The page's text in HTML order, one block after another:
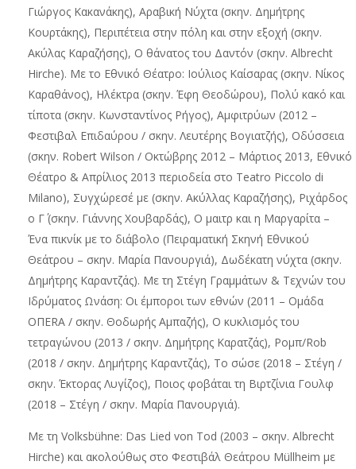
Γιώργος Κακανάκης), Αραβική Νύχτα (σκην. Δημήτρης
Κουρτάκης), Περιπέτεια στην πόλη και στην εξοχή (σκην.
Ακύλας Καραζήσης), Ο θάνατος του Δαντόν (σκην. Albrecht
Hirche). Με το Εθνικό Θέατρο: Ιούλιος Καίσαρας (σκην. Νίκος
Καραθάνος), Ηλέκτρα (σκην. Έφη Θεοδώρου), Πολύ κακό και
τίποτα (σκην. Κωνσταντίνος Ρήγος), Αμφιτρύων (2012 –
Φεστιβαλ Επιδαύρου / σκην. Λευτέρης Βογιατζής), Οδύσσεια
(σκην. Robert Wilson / Οκτώβρης 2012 – Μάρτιος 2013, Εθνικό
Θέατρο & Απρίλιος 2013 περιοδεία στο Teatro Piccolo di
Milano), Συγχώρεσέ με (σκην. Ακύλλας Καραζήσης), Ριχάρδος
ο Γ΄ (σκην. Γιάννης Χουβαρδάς), Ο μαιτρ και η Μαργαρίτα –
Ένα πικνίκ με το διάβολο (Πειραματική Σκηνή Εθνικού
Θεάτρου – σκην. Μαρία Πανουργιά), Δωδέκατη νύχτα (σκην.
Δημήτρης Καραντζάς). Με τη Στέγη Γραμμάτων & Τεχνών του
Ιδρύματος Ωνάση: Οι έμποροι των εθνών (2011 – Ομάδα
ΟΠΕRA / σκην. Θοδωρής Αμπαζής), Ο κυκλισμός του
τετραγώνου (2013 / σκην. Δημήτρης Καρατζάς), Ρομπ/Rob
(2018 / σκην. Δημήτρης Καραντζάς), Το σώσε (2018 – Στέγη /
σκην. Έκτορας Λυγίζος), Ποιος φοβάται τη Βιρτζίνια Γουλφ
(2018 – Στέγη / σκην. Μαρία Πανουργιά).
Με τη Volksbühne: Das Lied von Tod (2003 – σκην. Albrecht
Hirche) και ακολούθως στο Φεστιβάλ Θεάτρου Müllheim με